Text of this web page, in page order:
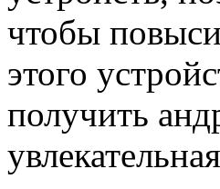
чтобы
этого
получить